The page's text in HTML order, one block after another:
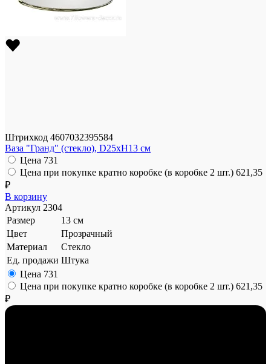
Штрихкод 4607032395584
Ваза "Гранд" (стекло), D25xH13 см
Цена 731
Цена при покупке кратно коробке (в коробке 2 шт.) 621,35
₽
В корзину
Артикул 2304
Размер
13 см
Цвет
Прозрачный
Материал
Стекло
Ед. продажи Штука
Цена 731
Цена при покупке кратно коробке (в коробке 2 шт.) 621,35
₽